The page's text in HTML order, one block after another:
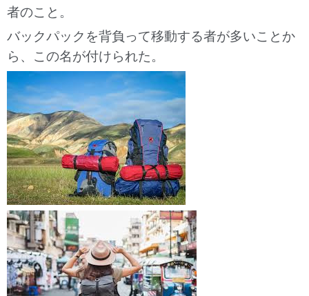
者のこと。
バックパックを背負って移動する者が多いことか
ら、この名が付けられた。